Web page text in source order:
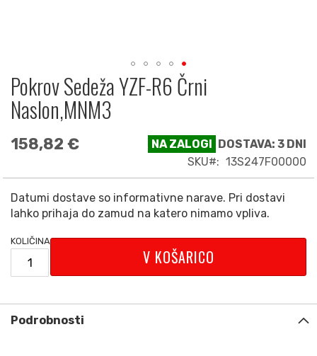
Pokrov Sedeža YZF-R6 Črni
Naslon,MNM3
158,82 € NA ZALOGI DOSTAVA: 3 DNI
SKU
13S247F00000
Datumi dostave so informativne narave. Pri dostavi
lahko prihaja do zamud na katero nimamo vpliva.
KOLIČINA
V KOŠARICO
Preskoči
na
začetek
slik
Podrobnosti